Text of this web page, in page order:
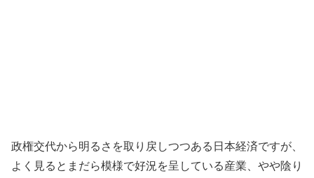
政権交代から明るさを取り戻しつつある日本経済ですが、
よく見るとまだら模様で好況を呈している産業、やや陰り